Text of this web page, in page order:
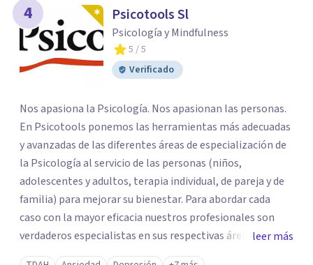
4 Psicotools Sl
Psicología y Mindfulness
5 / 5
Verificado
Nos apasiona la Psicología. Nos apasionan las personas.
En Psicotools ponemos las herramientas más adecuadas
y avanzadas de las diferentes áreas de especialización de
la Psicología al servicio de las personas (niños,
adolescentes y adultos, terapia individual, de pareja y de
familia) para mejorar su bienestar. Para abordar cada
caso con la mayor eficacia nuestros profesionales son
verdaderos especialistas en sus respectivas áreas y se
mantienen al día de las últimas novedades y avances
leer más